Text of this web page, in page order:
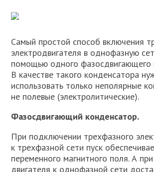
Самый простой способ включения
электродвигателя в однофазную
помощью одного фазосдвигающего
В качестве такого конденсатора
использовать только неполярные
не полевые (электролитические).
Фазосдвигающий конденсатор.
При подключении трехфазного
к трехфазной сети пуск
переменного магнитного поля. А
двигателя к однофазной сети